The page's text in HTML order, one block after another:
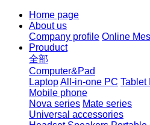
Home page
About us
Company profile Online
Prouduct
全部
Computer&Pad
LaptopAll-in-one PC Tablet
Mobile phone
Nova series Mate series
Universal accessories